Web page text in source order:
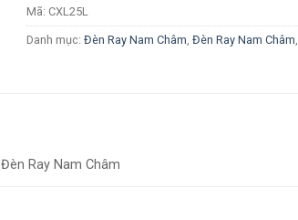
Mã: CXL25L
Danh mục: Đèn Ray Nam Châm, Đèn Ray Nam Châm,
Đèn Ray Nam Châm